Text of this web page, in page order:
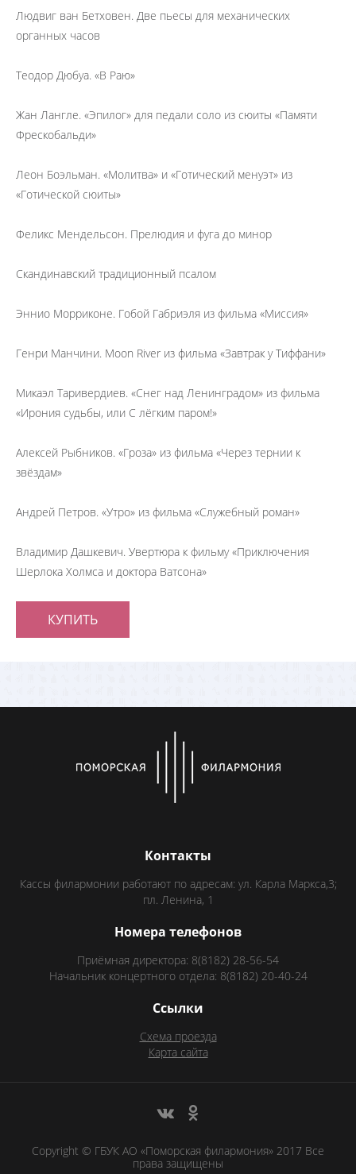
Людвиг ван Бетховен. Две пьесы для механических
органных часов
Теодор Дюбуа. «В Раю»
Жан Лангле. «Эпилог» для педали соло из сюиты «Памяти
Фрескобальди»
Леон Боэльман. «Молитва» и «Готический менуэт» из
«Готической сюиты»
Феликс Мендельсон. Прелюдия и фуга до минор
Скандинавский традиционный псалом
Эннио Морриконе. Гобой Габриэля из фильма «Миссия»
Генри Манчини. Moon River из фильма «Завтрак у Тиффани»
Микаэл Таривердиев. «Снег над Ленинградом» из фильма
«Ирония судьбы, или С лёгким паром!»
Алексей Рыбников. «Гроза» из фильма «Через тернии к
звёздам»
Андрей Петров. «Утро» из фильма «Служебный роман»
Владимир Дашкевич. Увертюра к фильму «Приключения
Шерлока Холмса и доктора Ватсона»
КУПИТЬ
Контакты
Кассы филармонии работают по адресам: ул. Карла Маркса,3;
пл. Ленина, 1
Номера телефонов
Приёмная директора: 8(8182) 28-56-54
Начальник концертного отдела: 8(8182) 20-40-24
Ссылки
Схема проезда
Карта сайта
Copyright © ГБУК АО «Поморская филармония» 2017 Все
права защищены